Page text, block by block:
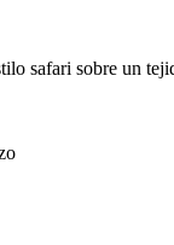
safari sobre un